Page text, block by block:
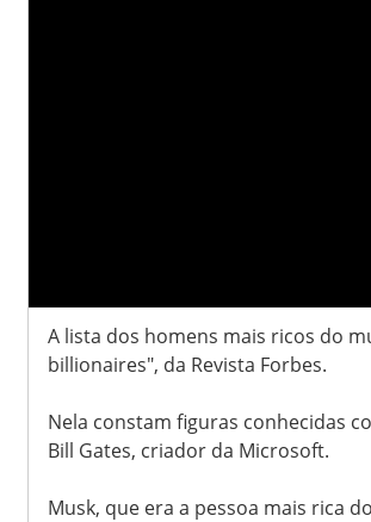
A lista dos homens mais ricos do
billionaires", da Revista Forbes.
Nela constam figuras conhecidas
Bill Gates, criador da Microsoft.
Musk, que era a pessoa mais rica